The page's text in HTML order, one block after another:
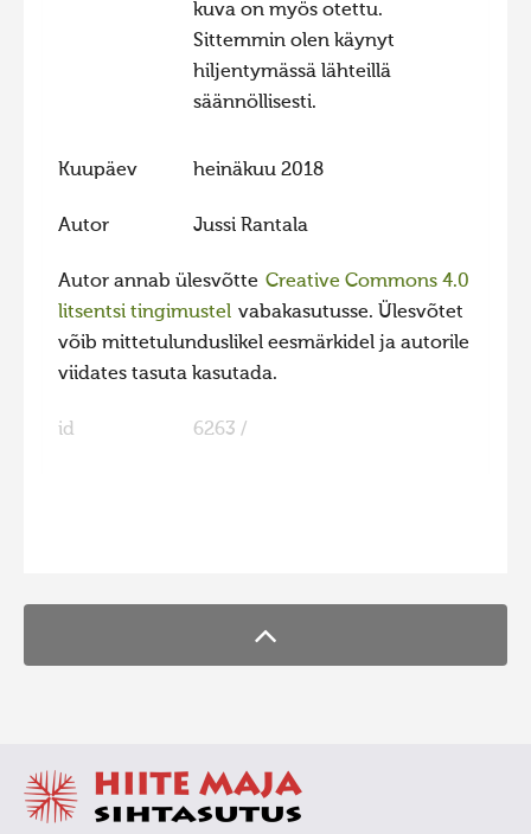
kuva on myös otettu.
Sittemmin olen käynyt
hiljentymässä lähteillä
säännöllisesti.
Kuupäev heinäkuu 2018
Autor Jussi Rantala
Autor annab ülesvõtte Creative Commons 4.0
litsentsi tingimustel vabakasutusse. Ülesvõtet
võib mittetulunduslikel eesmärkidel ja autorile
viidates tasuta kasutada.
id 6263 /